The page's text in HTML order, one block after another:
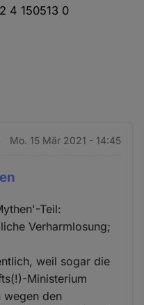
4 150513 0
Mo. 15 Mär 2021 - 14:45
Teil:
Verharmlosung;
weil sogar die
Ministerium
wegen den